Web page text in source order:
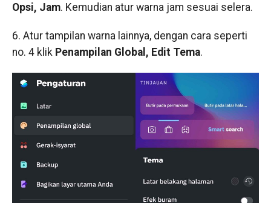
Opsi, Jam. Kemudian atur warna jam sesuai selera.
6. Atur tampilan warna lainnya, dengan cara seperti
no. 4 klik Penampilan Global, Edit Tema.